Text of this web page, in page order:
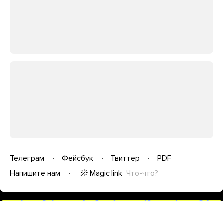
Телеграм Фейсбук Твиттер
PDF
Напишите нам
Magic link Что-что?